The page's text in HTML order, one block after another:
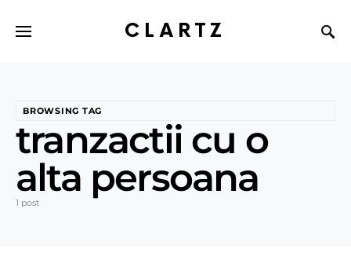
CLARTZ
BROWSING TAG
tranzactii cu o
alta persoana
1 post